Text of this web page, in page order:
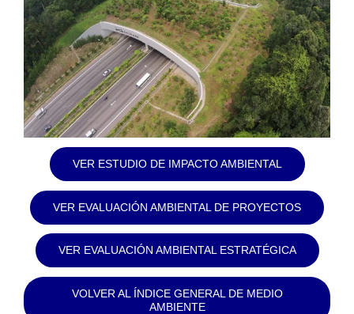
VER ESTUDIO DE IMPACTO AMBIENTAL
VER EVALUACIÓN AMBIENTAL DE PROYECTOS
VER EVALUACIÓN AMBIENTAL ESTRATÉGICA
VOLVER AL ÍNDICE GENERAL DE MEDIO
AMBIENTE